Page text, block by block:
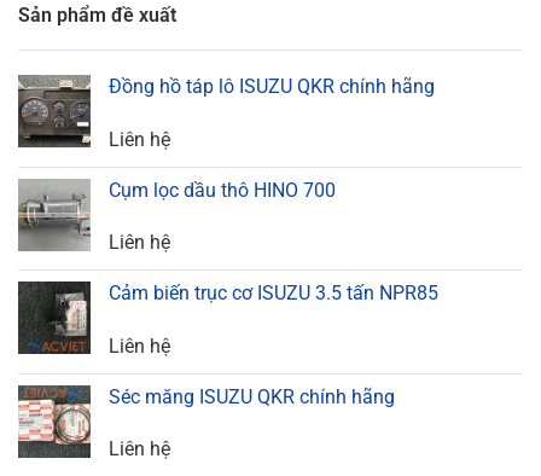
Sản phẩm đề xuất
Đồng hồ táp lô ISUZU QKR chính hãng
Liên hệ
Cụm lọc dầu thô HINO 700
Liên hệ
Cảm biến trục cơ ISUZU 3.5 tấn NPR85
Liên hệ
Séc măng ISUZU QKR chính hãng
Liên hệ